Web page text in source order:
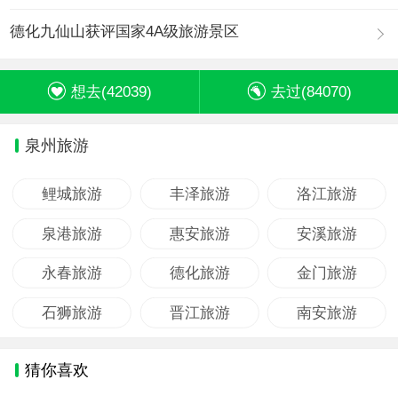
德化九仙山获评国家4A级旅游景区
想去(42039) 去过(84070)
泉州旅游
鲤城旅游 丰泽旅游 洛江旅游
泉港旅游 惠安旅游 安溪旅游
永春旅游 德化旅游 金门旅游
石狮旅游 晋江旅游 南安旅游
猜你喜欢